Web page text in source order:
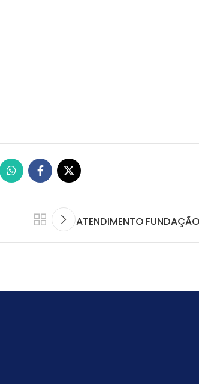
ATENDIMENTO